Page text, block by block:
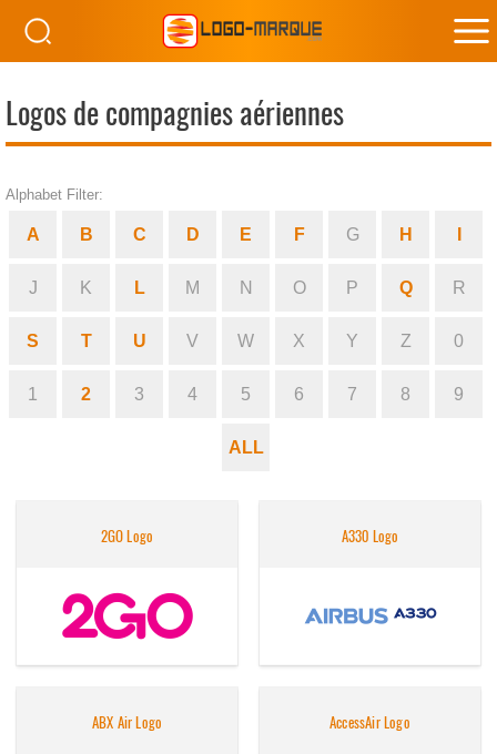
Logos de compagnies aériennes
Alphabet Filter:
A B C D E F G H
J K L M N O P Q R
S T U V W X Y Z 0
1 2 3 4 5 6 7 8 9
ALL
2GO Logo A330 Logo
ABX Air Logo AccessAir Logo